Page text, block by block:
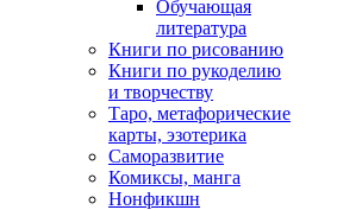
Обучающая
литература
Книги по рисованию
Книги по рукоделию
и творчеству
Таро, метафорические
карты, эзотерика
Саморазвитие
Комиксы, манга
Нонфикшн